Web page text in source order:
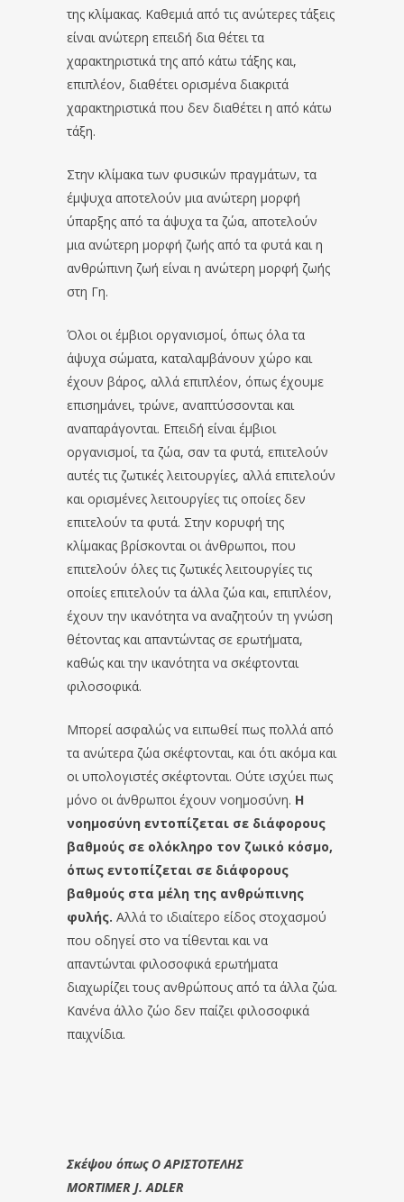
της κλίμακας. Καθεμιά από τις ανώτερες τάξεις
είναι ανώτερη επειδή δια θέτει τα
χαρακτηριστικά της από κάτω τάξης και,
επιπλέον, διαθέτει ορισμένα διακριτά
χαρακτηριστικά που δεν διαθέτει η από κάτω
τάξη.
Στην κλίμακα των φυσικών πραγμάτων, τα
έμψυχα αποτελούν μια ανώτερη μορφή
ύπαρξης από τα άψυχα τα ζώα, αποτελούν
μια ανώτερη μορφή ζωής από τα φυτά και η
ανθρώπινη ζωή είναι η ανώτερη μορφή ζωής
στη Γη.
Όλοι οι έμβιοι οργανισμοί, όπως όλα τα
άψυχα σώματα, καταλαμβάνουν χώρο και
έχουν βάρος, αλλά επιπλέον, όπως έχουμε
επισημάνει, τρώνε, αναπτύσσονται και
αναπαράγονται. Επειδή είναι έμβιοι
οργανισμοί, τα ζώα, σαν τα φυτά, επιτελούν
αυτές τις ζωτικές λειτουργίες, αλλά επιτελούν
και ορισμένες λειτουργίες τις οποίες δεν
επιτελούν τα φυτά. Στην κορυφή της
κλίμακας βρίσκονται οι άνθρωποι, που
επιτελούν όλες τις ζωτικές λειτουργίες τις
οποίες επιτελούν τα άλλα ζώα και, επιπλέον,
έχουν την ικανότητα να αναζητούν τη γνώση
θέτοντας και απαντώντας σε ερωτήματα,
καθώς και την ικανότητα να σκέφτονται
φιλοσοφικά.
Μπορεί ασφαλώς να ειπωθεί πως πολλά από
τα ανώτερα ζώα σκέφτονται, και ότι ακόμα και
οι υπολογιστές σκέφτονται. Ούτε ισχύει πως
μόνο οι άνθρωποι έχουν νοημοσύνη. Η
νοημοσύνη εντοπίζεται σε διάφορους
βαθμούς σε ολόκληρο τον ζωικό κόσμο,
όπως εντοπίζεται σε διάφορους
βαθμούς στα μέλη της ανθρώπινης
φυλής. Αλλά το ιδιαίτερο είδος στοχασμού
που οδηγεί στο να τίθενται και να
απαντώνται φιλοσοφικά ερωτήματα
διαχωρίζει τους ανθρώπους από τα άλλα ζώα.
Κανένα άλλο ζώο δεν παίζει φιλοσοφικά
παιχνίδια.
Σκέψου όπως Ο ΑΡΙΣΤΟΤΕΛΗΣ
MORTIMER J. ADLER